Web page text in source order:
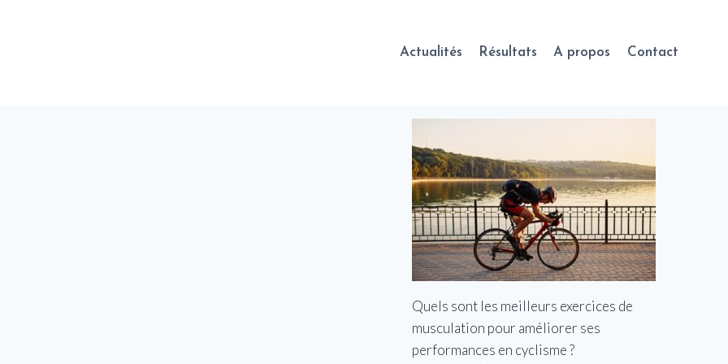
Actualités Résultats A propos Contact
Quels sont les meilleurs exercices de
musculation pour améliorer ses
performances en cyclisme ?